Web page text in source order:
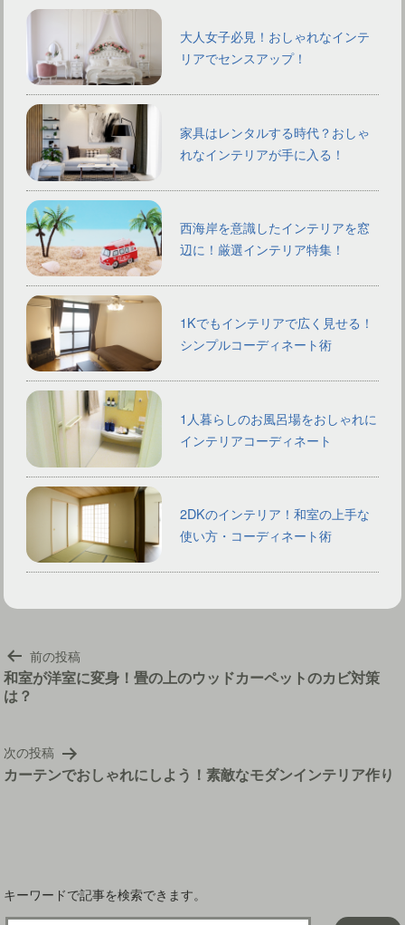
大人女子必見！おしゃれなインテ
リアでセンスアップ！
家具はレンタルする時代？おしゃ
れなインテリアが手に入る！
西海岸を意識したインテリアを窓
辺に！厳選インテリア特集！
1Kでもインテリアで広く見せる！
シンプルコーディネート術
1人暮らしのお風呂場をおしゃれに
インテリアコーディネート
2DKのインテリア！和室の上手な
使い方・コーディネート術
投
稿
ナ
ゲ
ー
シ
前の投稿
和室が洋室に変身！畳の上のウッドカーペットのカビ対策
は？
次の投稿
カーテンでおしゃれにしよう！素敵なモダンインテリア作り
キーワードで記事を検索できます。